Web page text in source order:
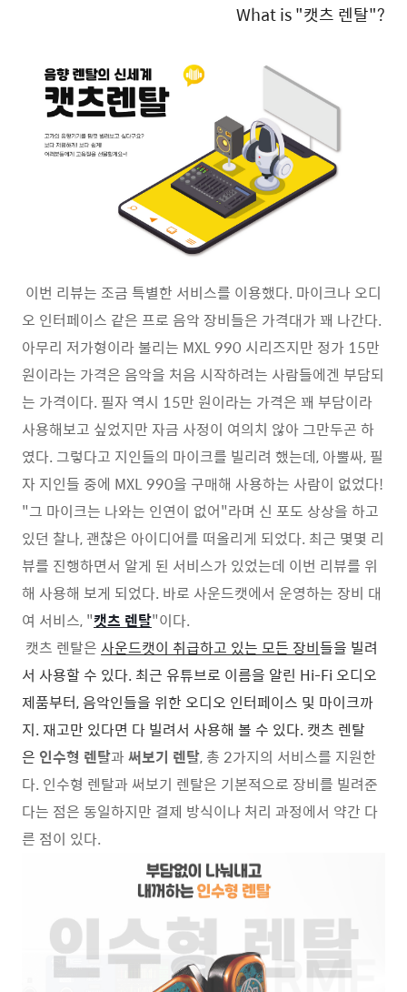
What is "캣츠 렌탈"?
이번 리뷰는 조금 특별한 서비스를 이용했다. 마이크나 오디
오 인터페이스 같은 프로 음악 장비들은 가격대가 꽤 나간다.
아무리 저가형이라 불리는 MXL 990 시리즈지만 정가 15만
원이라는 가격은 음악을 처음 시작하려는 사람들에겐 부담되
는 가격이다. 필자 역시 15만 원이라는 가격은 꽤 부담이라
사용해보고 싶었지만 자금 사정이 여의치 않아 그만두곤 하
였다. 그렇다고 지인들의 마이크를 빌리려 했는데, 아뿔싸, 필
자 지인들 중에 MXL 990을 구매해 사용하는 사람이 없었다!
"그 마이크는 나와는 인연이 없어"라며 신 포도 상상을 하고
있던 찰나, 괜찮은 아이디어를 떠올리게 되었다. 최근 몇몇 리
뷰를 진행하면서 알게 된 서비스가 있었는데 이번 리뷰를 위
해 사용해 보게 되었다. 바로 사운드캣에서 운영하는 장비 대
여 서비스, "캣츠 렌탈"이다.
캣츠 렌탈은 사운드캣이 취급하고 있는 모든 장비들을 빌려
서 사용할 수 있다. 최근 유튜브로 이름을 알린 Hi-Fi 오디오
제품부터, 음악인들을 위한 오디오 인터페이스 및 마이크까
지. 재고만 있다면 다 빌려서 사용해 볼 수 있다. 캣츠 렌탈
은 인수형 렌탈과 써보기 렌탈, 총 2가지의 서비스를 지원한
다. 인수형 렌탈과 써보기 렌탈은 기본적으로 장비를 빌려준
다는 점은 동일하지만 결제 방식이나 처리 과정에서 약간 다
른 점이 있다.